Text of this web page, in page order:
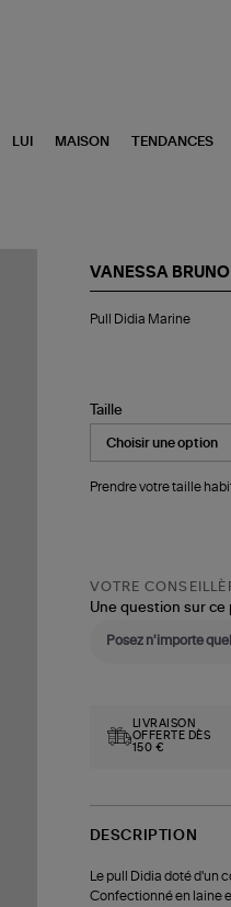
LUI MAISON TENDANCES
VANESSA BRUNO
Didia
Pull Didia Marine
Taille
Prendre votre taille
VOTRE
Une question sur ce
LIVRAISON
OFFERTE DÈS
150 €
DESCRIPTION
Le pull Didia doté d'un
Confectionné en laine